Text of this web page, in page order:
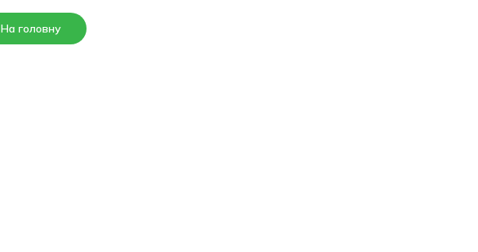
На головну